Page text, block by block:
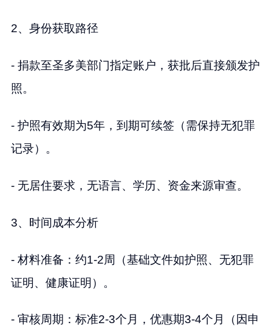
2、身份获取路径
- 捐款至圣多美部门指定账户，获批后直接颁发护
照。
- 护照有效期为5年，到期可续签（需保持无犯罪
记录）。
- 无居住要求，无语言、学历、资金来源审查。
3、时间成本分析
- 材料准备：约1-2周（基础文件如护照、无犯罪
证明、健康证明）。
- 审核周期：标准2-3个月，优惠期3-4个月（因申